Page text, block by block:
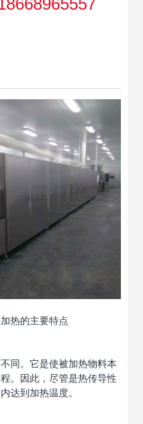
热的主要特点
。它是使被加热物料本
。因此，尽管是热传导性
达到加热温度。